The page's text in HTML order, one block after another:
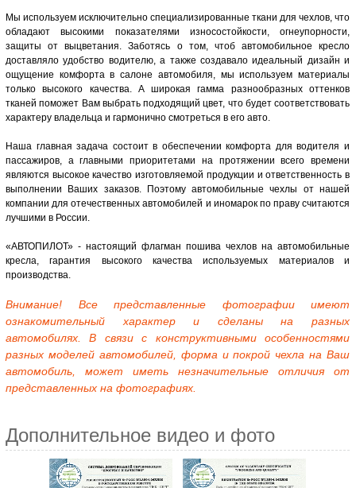
Мы используем исключительно специализированные ткани для чехлов, что
обладают высокими показателями износостойкости, огнеупорности,
защиты от выцветания. Заботясь о том, чтоб автомобильное кресло
доставляло удобство водителю, а также создавало идеальный дизайн и
ощущение комфорта в салоне автомобиля, мы используем материалы
только высокого качества. А широкая гамма разнообразных оттенков
тканей поможет Вам выбрать подходящий цвет, что будет соответствовать
характеру владельца и гармонично смотреться в его авто.
Наша главная задача состоит в обеспечении комфорта для водителя и
пассажиров, а главными приоритетами на протяжении всего времени
являются высокое качество изготовляемой продукции и ответственность в
выполнении Ваших заказов. Поэтому автомобильные чехлы от нашей
компании для отечественных автомобилей и иномарок по праву считаются
лучшими в России.
«АВТОПИЛОТ» - настоящий флагман пошива чехлов на автомобильные
кресла, гарантия высокого качества используемых материалов и
производства.
Внимание! Все представленные фотографии имеют
ознакомительный характер и сделаны на разных
автомобилях. В связи с конструктивными особенностями
разных моделей автомобилей, форма и покрой чехла на Ваш
автомобиль, может иметь незначительные отличия от
представленных на фотографиях.
Дополнительное видео и фото